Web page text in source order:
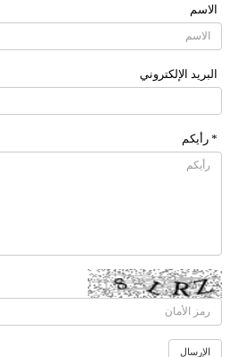
الاسم
البرید الإلکتروني
* رأیکم